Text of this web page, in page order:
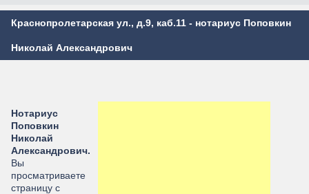
Краснопролетарская ул., д.9, каб.11 - нотариус Поповкин
Николай Александрович
Нотариус
Поповкин
Николай
Александрович.
Вы
просматриваете
страницу с